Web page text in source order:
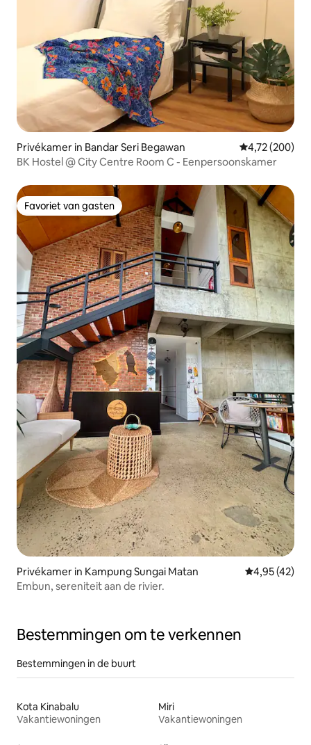
Privékamer in Bandar Seri Begawan Gemiddelde
4,72 (200)
BK Hostel @ City Centre Room C - Eenpersoonskamer
Favoriet van gasten
Favoriet van gasten
Privékamer in Kampung Sungai Matan Gemiddelde
4,95 (42)
Embun, sereniteit aan de rivier.
Bestemmingen om te verkennen
Bestemmingen in de buurt
Kota Kinabalu
Vakantiewoningen
Miri
Vakantiewoningen